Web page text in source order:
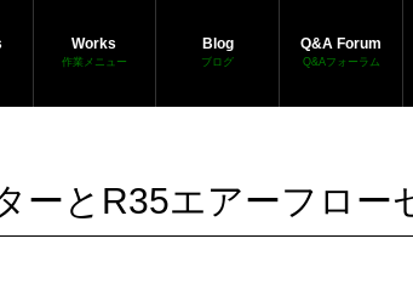
Works
作業メニュー
Blog
ブログ
Q&A Forum
Q&Aフォーラム
ーとR35エアーフロー